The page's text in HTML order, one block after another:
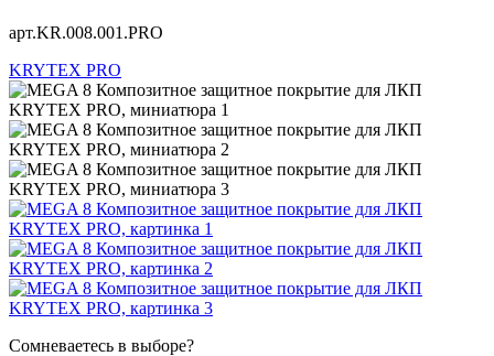
арт.KR.008.001.PRO
KRYTEX PRO
Сомневаетесь в выборе?